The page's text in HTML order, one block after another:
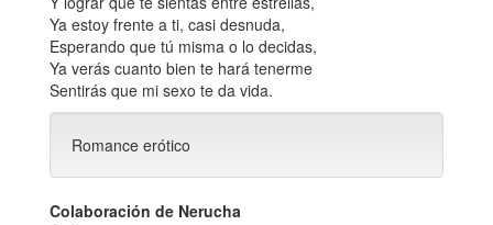
Ya estoy frente a ti, casi desnuda,
Esperando que tú misma o lo decidas,
Ya verás cuanto bien te hará tenerme
Sentirás que mi sexo te da vida.
Romance erótico
Colaboración de Nerucha